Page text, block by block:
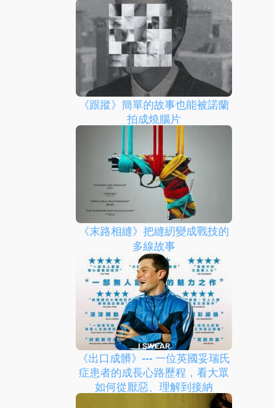
《跟蹤》簡單的故事也能被諾蘭
拍成燒腦片
《末路相縫》把縫紉變成戰技的
多線故事
《出口成髒》--- 一位英國妥瑞氏
症患者的成長心路歷程，看大眾
如何從厭惡、理解到接納